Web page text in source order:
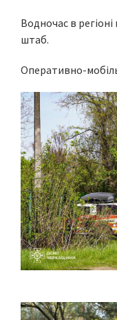
Водночас в
штаб.
Оперативно-